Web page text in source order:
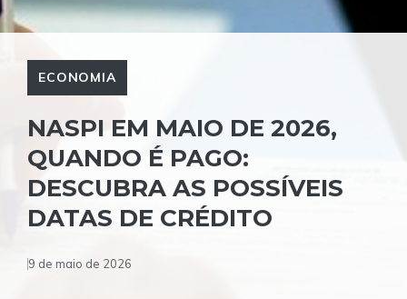
ECONOMIA
NASPI EM MAIO DE 2026,
QUANDO É PAGO:
DESCUBRA AS POSSÍVEIS
DATAS DE CRÉDITO
9 de maio de 2026